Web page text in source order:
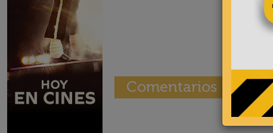
Comentarios